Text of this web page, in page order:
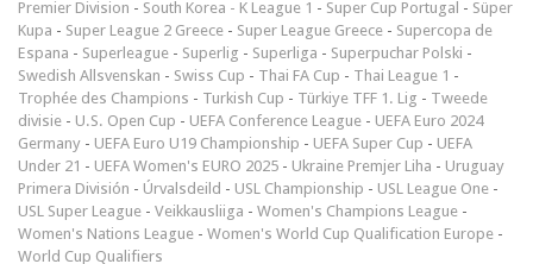
Premier Division - South Korea - K League 1 - Super Cup Portugal - Süper
Kupa - Super League 2 Greece - Super League Greece - Supercopa de
Espana - Superleague - Superlig - Superliga - Superpuchar Polski -
Swedish Allsvenskan - Swiss Cup - Thai FA Cup - Thai League 1 -
Trophée des Champions - Turkish Cup - Türkiye TFF 1. Lig - Tweede
divisie - U.S. Open Cup - UEFA Conference League - UEFA Euro 2024
Germany - UEFA Euro U19 Championship - UEFA Super Cup - UEFA
Under 21 - UEFA Women's EURO 2025 - Ukraine Premjer Liha - Uruguay
Primera División - Úrvalsdeild - USL Championship - USL League One -
USL Super League - Veikkausliiga - Women's Champions League -
Women's Nations League - Women's World Cup Qualification Europe -
World Cup Qualifiers